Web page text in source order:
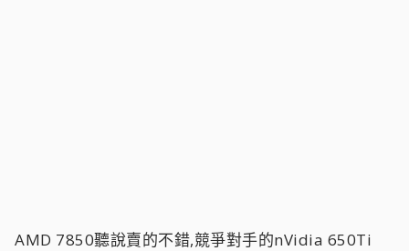
AMD 7850聽說賣的不錯,競爭對手的nVidia 650Ti